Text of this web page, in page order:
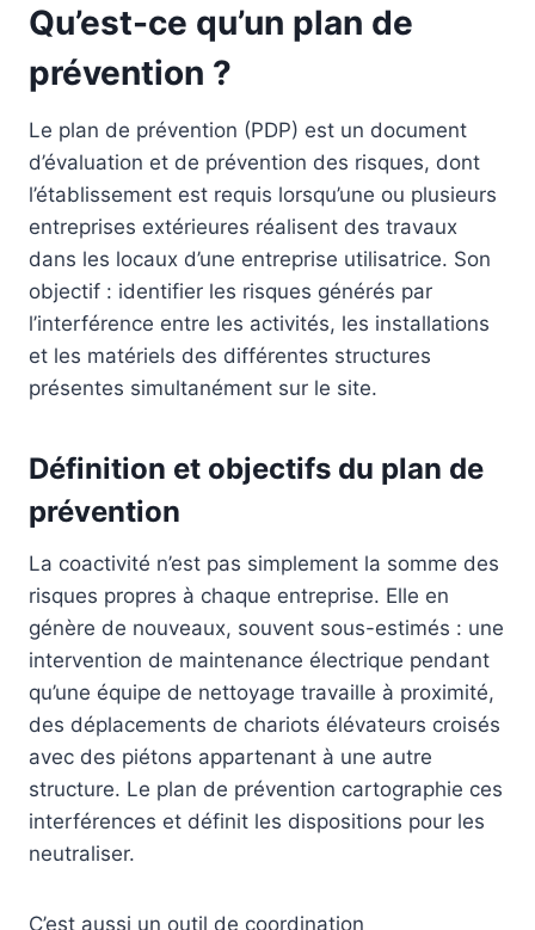
Qu’est-ce qu’un plan de
prévention ?
Le plan de prévention (PDP) est un document
d’évaluation et de prévention des risques, dont
l’établissement est requis lorsqu’une ou plusieurs
entreprises extérieures réalisent des travaux
dans les locaux d’une entreprise utilisatrice. Son
objectif : identifier les risques générés par
l’interférence entre les activités, les installations
et les matériels des différentes structures
présentes simultanément sur le site.
Définition et objectifs du plan de
prévention
La coactivité n’est pas simplement la somme des
risques propres à chaque entreprise. Elle en
génère de nouveaux, souvent sous-estimés : une
intervention de maintenance électrique pendant
qu’une équipe de nettoyage travaille à proximité,
des déplacements de chariots élévateurs croisés
avec des piétons appartenant à une autre
structure. Le plan de prévention cartographie ces
interférences et définit les dispositions pour les
neutraliser.
C’est aussi un outil de coordination